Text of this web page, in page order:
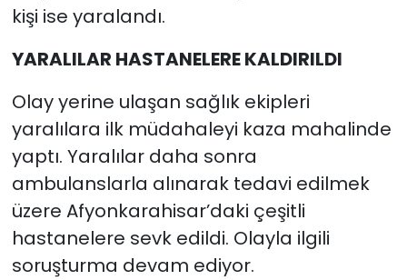
kişi ise yaralandı.
YARALILAR HASTANELERE KALDIRILDI
Olay yerine ulaşan sağlık ekipleri
yaralılara ilk müdahaleyi kaza mahalinde
yaptı. Yaralılar daha sonra
ambulanslarla alınarak tedavi edilmek
üzere Afyonkarahisar’daki çeşitli
hastanelere sevk edildi. Olayla ilgili
soruşturma devam ediyor.